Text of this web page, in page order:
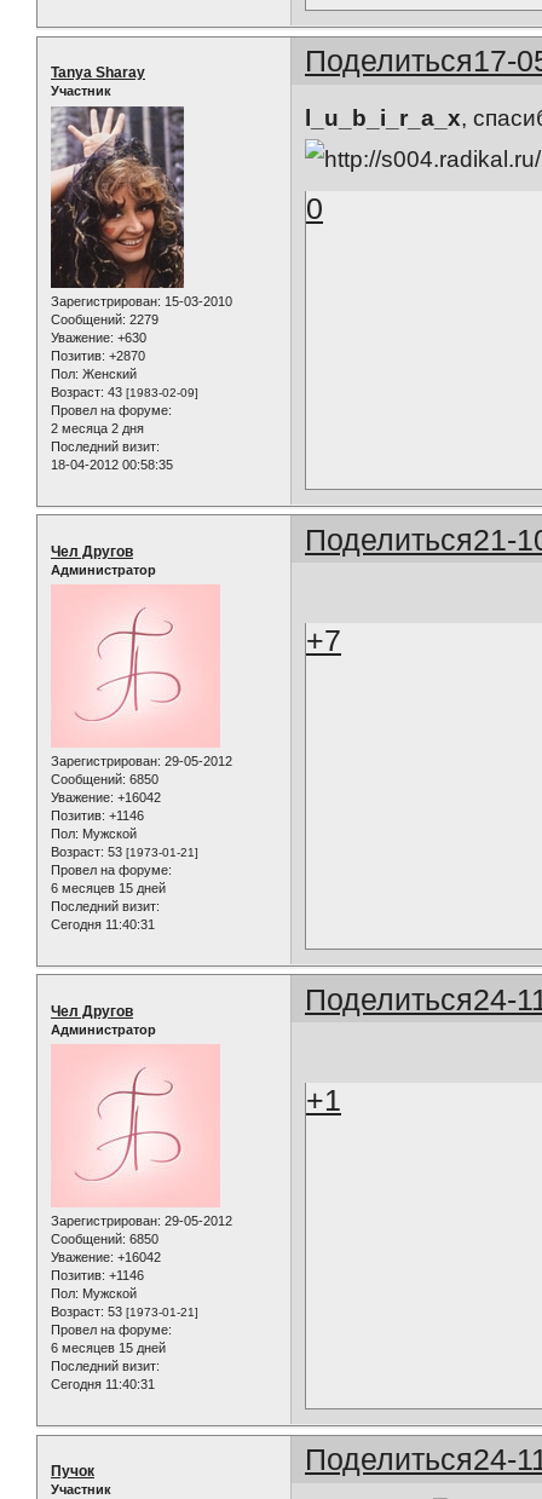
Поделиться17-
Tanya Sharay
Участник
Зарегистрирован: 15-03-2010
Сообщений: 2279
Уважение: +630
Позитив: +2870
Пол: Женский
Возраст: 43 [1983-02-09]
Провел на форуме:
2 месяца 2 дня
Последний визит:
18-04-2012 00:58:35
l_u_b_i_r_a_x,
0
Поделиться21-
Чел Другов
Администратор
Зарегистрирован: 29-05-2012
Сообщений: 6850
Уважение: +16042
Позитив: +1146
Пол: Мужской
Возраст: 53 [1973-01-21]
Провел на форуме:
6 месяцев 15 дней
Последний визит:
Сегодня 11:40:31
+7
Поделиться24-
Чел Другов
Администратор
Зарегистрирован: 29-05-2012
Сообщений: 6850
Уважение: +16042
Позитив: +1146
Пол: Мужской
Возраст: 53 [1973-01-21]
Провел на форуме:
6 месяцев 15 дней
Последний визит:
Сегодня 11:40:31
+1
Поделиться24-
Пучок
Участник